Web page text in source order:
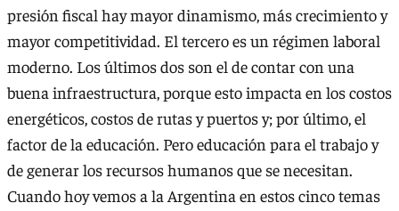
presión fiscal hay mayor dinamismo, más crecimiento y
mayor competitividad. El tercero es un régimen laboral
moderno. Los últimos dos son el de contar con una
buena infraestructura, porque esto impacta en los costos
energéticos, costos de rutas y puertos y; por último, el
factor de la educación. Pero educación para el trabajo y
de generar los recursos humanos que se necesitan.
Cuando hoy vemos a la Argentina en estos cinco temas